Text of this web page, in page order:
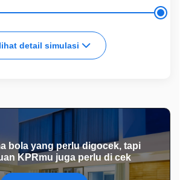
lihat detail simulasi
bola yang perlu digocek, tapi
KPRmu juga perlu di cek